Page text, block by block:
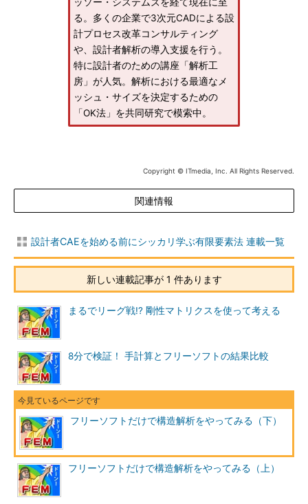
る。多くの企業で3次元CADによる設
計プロセス改革コンサルティング
や、設計者解析の導入支援を行う。
特に設計者のための講座「解析工
房」が人気。解析における最適なメ
ッシュ・サイズを決定するための
「OK法」を共同研究で模索中。
Copyright © ITmedia, Inc. All Rights Reserved.
関連情報
設計者CAEを始める前にシッカリ学ぶ有限要素法 連載一覧
新しい連載記事が 1 件あります
まるでリーグ戦!? 剛性マトリクスを使って考える
8分で検証！ 手計算とフリーソフトの結果比較
フリーソフトだけで構造解析をやってみる（下）
フリーソフトだけで構造解析をやってみる（上）